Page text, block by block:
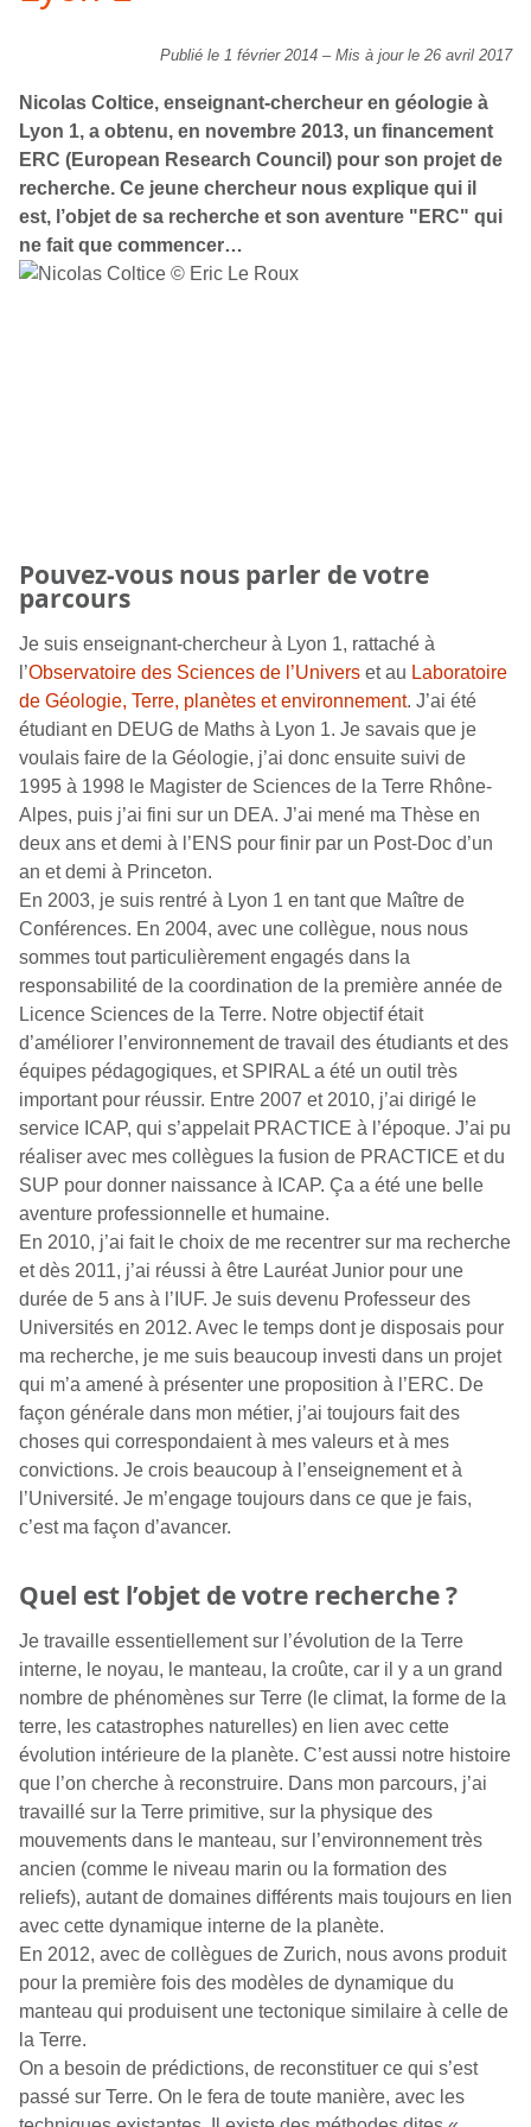
Publié le 1 février 2014 – Mis à jour le 26 avril 2017
Nicolas Coltice, enseignant-chercheur en géologie à
Lyon 1, a obtenu, en novembre 2013, un financement
ERC (European Research Council) pour son projet de
recherche. Ce jeune chercheur nous explique qui il
est, l’objet de sa recherche et son aventure "ERC" qui
ne fait que commencer…
Pouvez-vous nous parler de votre
parcours
Je suis enseignant-chercheur à Lyon 1, rattaché à
l’Observatoire des Sciences de l’Univers et au Laboratoire
de Géologie, Terre, planètes et environnement. J’ai été
étudiant en DEUG de Maths à Lyon 1. Je savais que je
voulais faire de la Géologie, j’ai donc ensuite suivi de
1995 à 1998 le Magister de Sciences de la Terre Rhône-
Alpes, puis j’ai fini sur un DEA. J’ai mené ma Thèse en
deux ans et demi à l’ENS pour finir par un Post-Doc d’un
an et demi à Princeton.
En 2003, je suis rentré à Lyon 1 en tant que Maître de
Conférences. En 2004, avec une collègue, nous nous
sommes tout particulièrement engagés dans la
responsabilité de la coordination de la première année de
Licence Sciences de la Terre. Notre objectif était
d’améliorer l’environnement de travail des étudiants et des
équipes pédagogiques, et SPIRAL a été un outil très
important pour réussir. Entre 2007 et 2010, j’ai dirigé le
service ICAP, qui s’appelait PRACTICE à l’époque. J’ai pu
réaliser avec mes collègues la fusion de PRACTICE et du
SUP pour donner naissance à ICAP. Ça a été une belle
aventure professionnelle et humaine.
En 2010, j’ai fait le choix de me recentrer sur ma recherche
et dès 2011, j’ai réussi à être Lauréat Junior pour une
durée de 5 ans à l’IUF. Je suis devenu Professeur des
Universités en 2012. Avec le temps dont je disposais pour
ma recherche, je me suis beaucoup investi dans un projet
qui m’a amené à présenter une proposition à l’ERC. De
façon générale dans mon métier, j’ai toujours fait des
choses qui correspondaient à mes valeurs et à mes
convictions. Je crois beaucoup à l’enseignement et à
l’Université. Je m’engage toujours dans ce que je fais,
c’est ma façon d’avancer.
Quel est l’objet de votre recherche ?
Je travaille essentiellement sur l’évolution de la Terre
interne, le noyau, le manteau, la croûte, car il y a un grand
nombre de phénomènes sur Terre (le climat, la forme de la
terre, les catastrophes naturelles) en lien avec cette
évolution intérieure de la planète. C’est aussi notre histoire
que l’on cherche à reconstruire. Dans mon parcours, j’ai
travaillé sur la Terre primitive, sur la physique des
mouvements dans le manteau, sur l’environnement très
ancien (comme le niveau marin ou la formation des
reliefs), autant de domaines différents mais toujours en lien
avec cette dynamique interne de la planète.
En 2012, avec de collègues de Zurich, nous avons produit
pour la première fois des modèles de dynamique du
manteau qui produisent une tectonique similaire à celle de
la Terre.
On a besoin de prédictions, de reconstituer ce qui s’est
passé sur Terre. On le fera de toute manière, avec les